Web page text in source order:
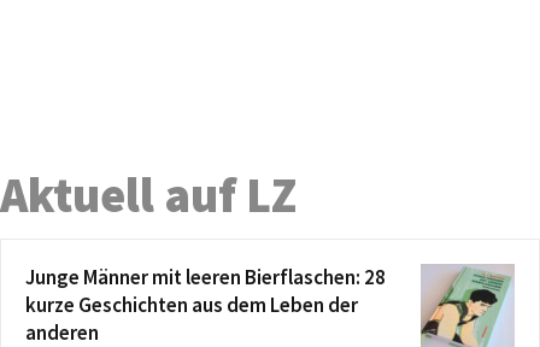
Aktuell auf LZ
Junge Männer mit leeren Bierflaschen: 28
kurze Geschichten aus dem Leben der
anderen